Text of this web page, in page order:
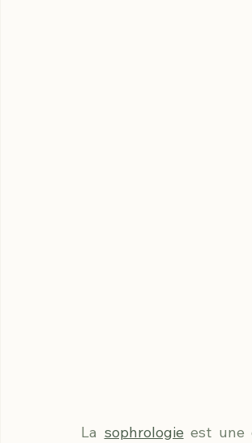
La sophrologie est une